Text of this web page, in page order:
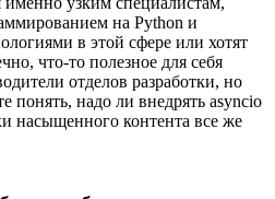
на Python и
в этой сфере или хотят
что-то полезное для себя
отделов разработки, но
понять, надо ли внедрять asyncio
насыщенного контента все же